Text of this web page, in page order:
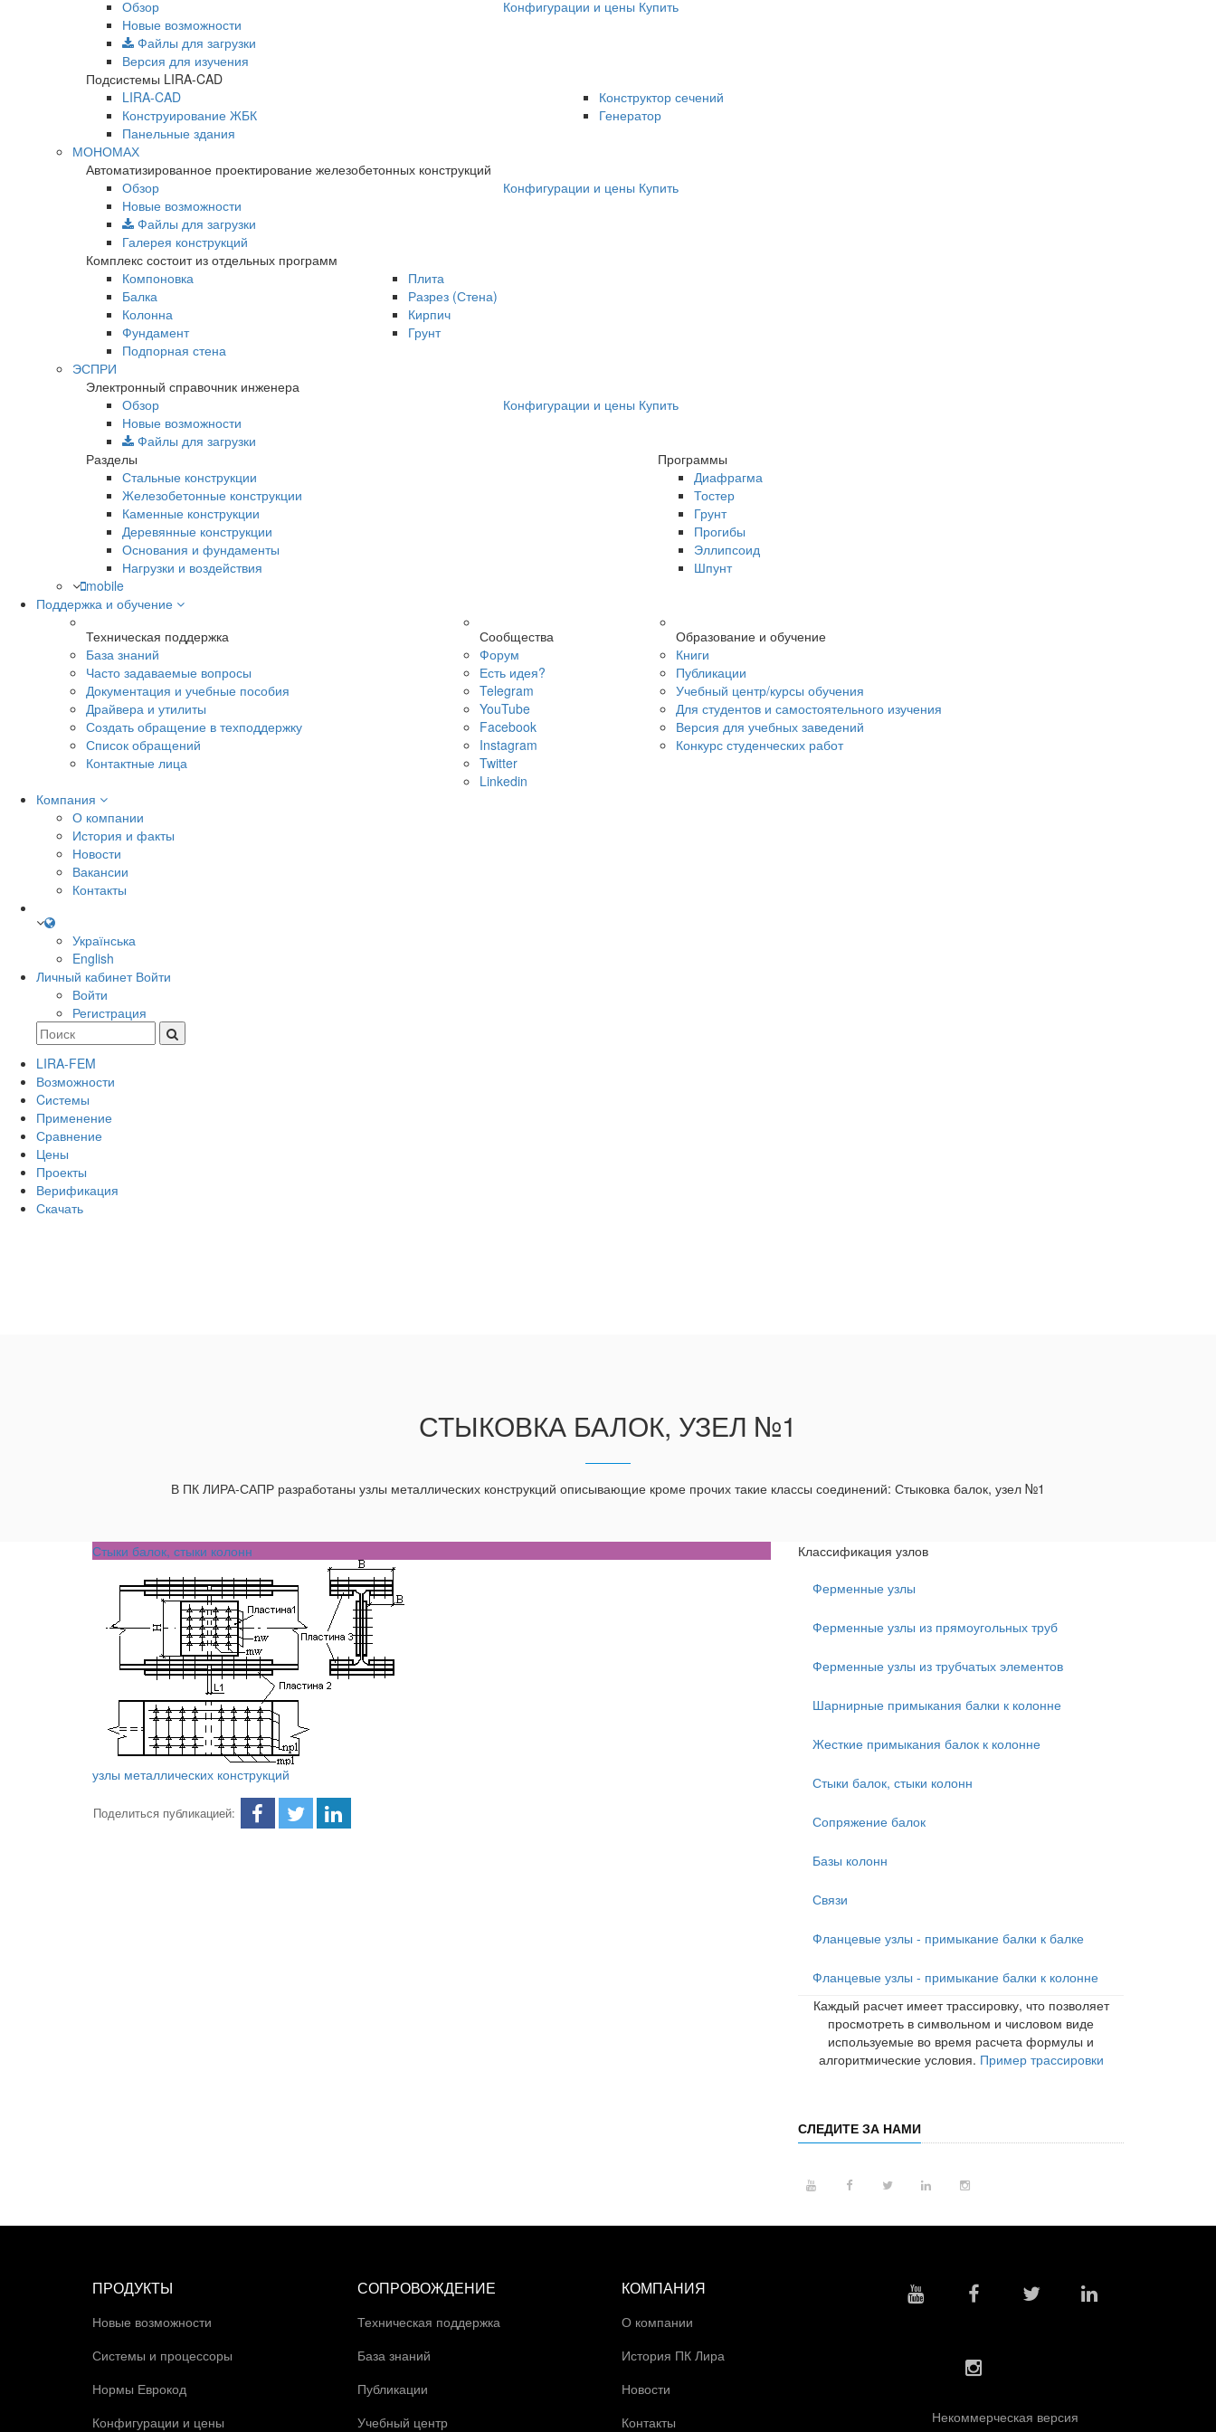
Обзор
Новые возможности
Файлы для загрузки
Версия для изучения
Конфигурации и цены Купить
Подсистемы LIRA-CAD
LIRA-CAD
Конструирование ЖБК
Панельные здания
Конструктор сечений
Генератор
МОНОМАХ
Автоматизированное проектирование железобетонных конструкций
Обзор
Новые возможности
Файлы для загрузки
Галерея конструкций
Конфигурации и цены Купить
Комплекс состоит из отдельных программ
Компоновка
Балка
Колонна
Фундамент
Подпорная стена
Плита
Разрез (Стена)
Кирпич
Грунт
ЭСПРИ
Электронный справочник инженера
Обзор
Новые возможности
Файлы для загрузки
Конфигурации и цены Купить
Разделы
Программы
Стальные конструкции
Железобетонные конструкции
Каменные конструкции
Деревянные конструкции
Основания и фундаменты
Нагрузки и воздействия
Диафрагма
Тостер
Грунт
Прогибы
Эллипсоид
Шпунт
mobile
Поддержка и обучение
Техническая поддержка
База знаний
Часто задаваемые вопросы
Документация и учебные пособия
Драйвера и утилиты
Создать обращение в техподдержку
Список обращений
Контактные лица
Сообщества
Форум
Есть идея?
Telegram
YouTube
Facebook
Instagram
Twitter
Linkedin
Образование и обучение
Книги
Публикации
Учебный центр/курсы обучения
Для студентов и самостоятельного изучения
Версия для учебных заведений
Конкурс студенческих работ
Компания
О компании
История и факты
Новости
Вакансии
Контакты
Українська
English
Личный кабинет Войти
Войти
Регистрация
LIRA-FEM
Возможности
Cистемы
Применение
Сравнение
Цены
Проекты
Верификация
Скачать
СТЫКОВКА БАЛОК, УЗЕЛ №1
В ПК ЛИРА-САПР разработаны узлы металлических конструкций описывающие кроме прочих такие классы соединений: Стыковка балок, узел №1
Стыки балок, стыки колонн
узлы металлических конструкций
Поделиться публикацией:
Классификация узлов
Ферменные узлы
Ферменные узлы из прямоугольных труб
Ферменные узлы из трубчатых элементов
Шарнирные примыкания балки к колонне
Жесткие примыкания балок к колонне
Стыки балок, стыки колонн
Сопряжение балок
Базы колонн
Связи
Фланцевые узлы - примыкание балки к балке
Фланцевые узлы - примыкание балки к колонне
Каждый расчет имеет трассировку, что позволяет
просмотреть в символьном и числовом виде
используемые во время расчета формулы и
алгоритмические условия. Пример трассировки
СЛЕДИТЕ ЗА НАМИ
ПРОДУКТЫ
Новые возможности
Системы и процессоры
Нормы Еврокод
Конфигурации и цены
СОПРОВОЖДЕНИЕ
Техническая поддержка
База знаний
Публикации
Учебный центр
КОМПАНИЯ
О компании
История ПК Лира
Новости
Контакты
Некоммерческая версия